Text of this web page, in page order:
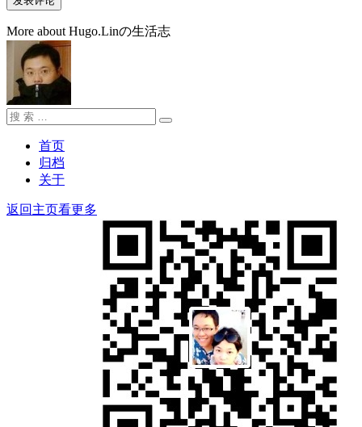
More about Hugo.Linの生活志
搜
搜
首页
归档
关于
返回主页看更多